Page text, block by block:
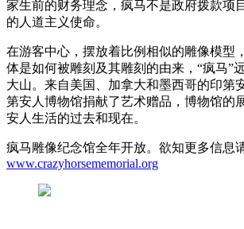
家生前的财务理念，疯马不是政府拨款项
的人道主义使命。
在游客中心，摆放着比例相似的雕像模型
体是如何被雕刻及其雕刻的由来，“疯马”
大山。来自美国、加拿大和墨西哥的印第
第安人博物馆捐献了艺术赠品，博物馆的
安人生活的过去和现在。
疯马雕像纪念馆全年开放。欲知更多信息
www.crazyhorsememorial.org